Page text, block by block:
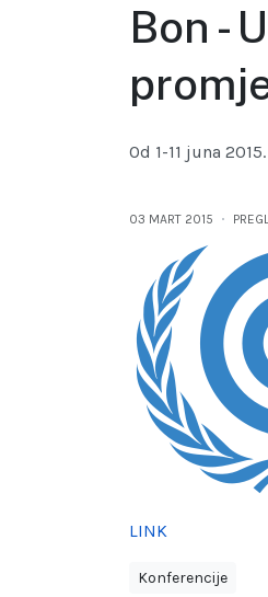
Bon -
Od 1-11 juna
03 MART 2015
LINK
Konferencije